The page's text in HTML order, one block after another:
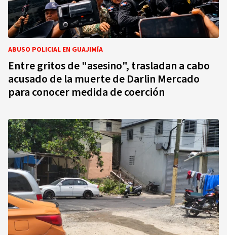
ABUSO POLICIAL EN GUAJIMÍA
Entre gritos de "asesino", trasladan a cabo
acusado de la muerte de Darlin Mercado
para conocer medida de coerción